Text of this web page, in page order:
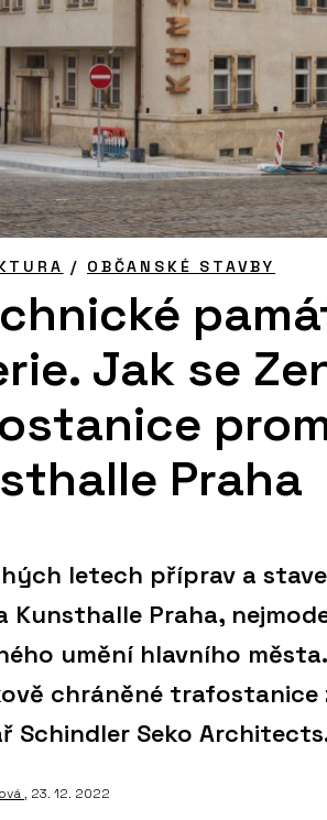
/ OBČANSKÉ STAVBY
Jak se
Praha
letech příprav a
Kunsthalle Praha,
umění hlavního
chráněné trafostanice
Schindler Seko
, 23. 12. 2022